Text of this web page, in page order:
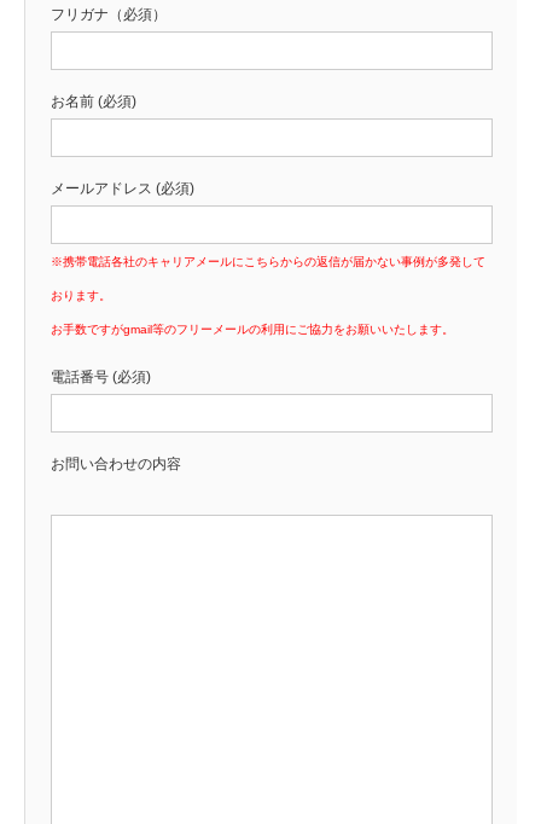
フリガナ（必須）
お名前 (必須)
メールアドレス (必須)
※携帯電話各社のキャリアメールにこちらからの返信が届かない事例が多発して
おります。
お手数ですがgmail等のフリーメールの利用にご協力をお願いいたします。
電話番号 (必須)
お問い合わせの内容